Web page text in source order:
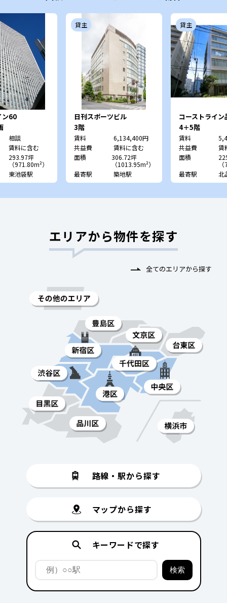
ン60
相談
賃料に含む
293.97坪
（971.80m²）
東池袋駅
貸主
日刊スポーツビル
3階
賃料
6,134,400円
共益費
賃料に含む
面積
306.72坪
（1013.95m²）
最寄駅
築地駅
貸主
コーストライン
4＋5階
賃料
共益費
賃
面積
最寄駅
北
エリアから物件を探す
全てのエリアから探す
路線・駅から探す
マップから探す
キーワードで探す